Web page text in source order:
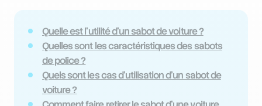
Quelle est l’utilité d’un sabot de voiture ?
Quelles sont les caractéristiques des sabots
de police ?
Quels sont les cas d’utilisation d’un sabot de
voiture ?